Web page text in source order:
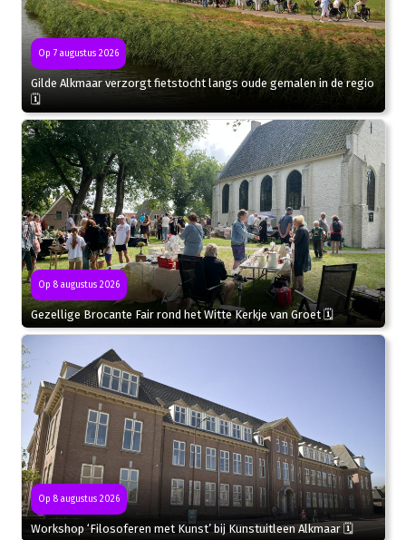
Op 7 augustus 2026
Gilde Alkmaar verzorgt fietstocht langs oude gemalen in de regio
🗓
Op 8 augustus 2026
Gezellige Brocante Fair rond het Witte Kerkje van Groet 🗓
Op 8 augustus 2026
Workshop ‘Filosoferen met Kunst’ bij Kunstuitleen Alkmaar 🗓